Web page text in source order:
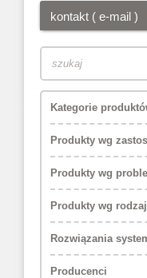
kontakt ( e-mail )
Kategorie
Produkty wg
Produkty wg
Produkty wg
Rozwiązania
Producenci